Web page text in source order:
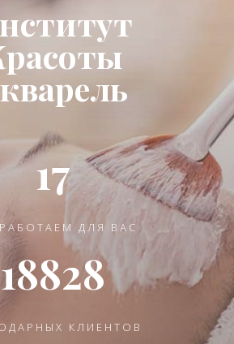
17
ДЛЯ ВАС
18828
КЛИЕНТОВ